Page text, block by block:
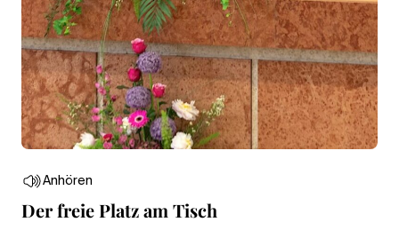
Anhören
Der freie Platz am Tisch